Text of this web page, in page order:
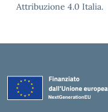
Attribuzione 4.0 Italia.